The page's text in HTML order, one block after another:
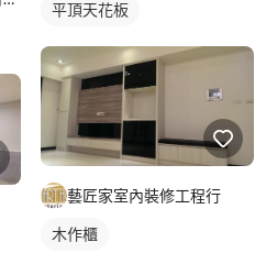
平頂天花板
藝匠家室內裝修工程行
木作櫃